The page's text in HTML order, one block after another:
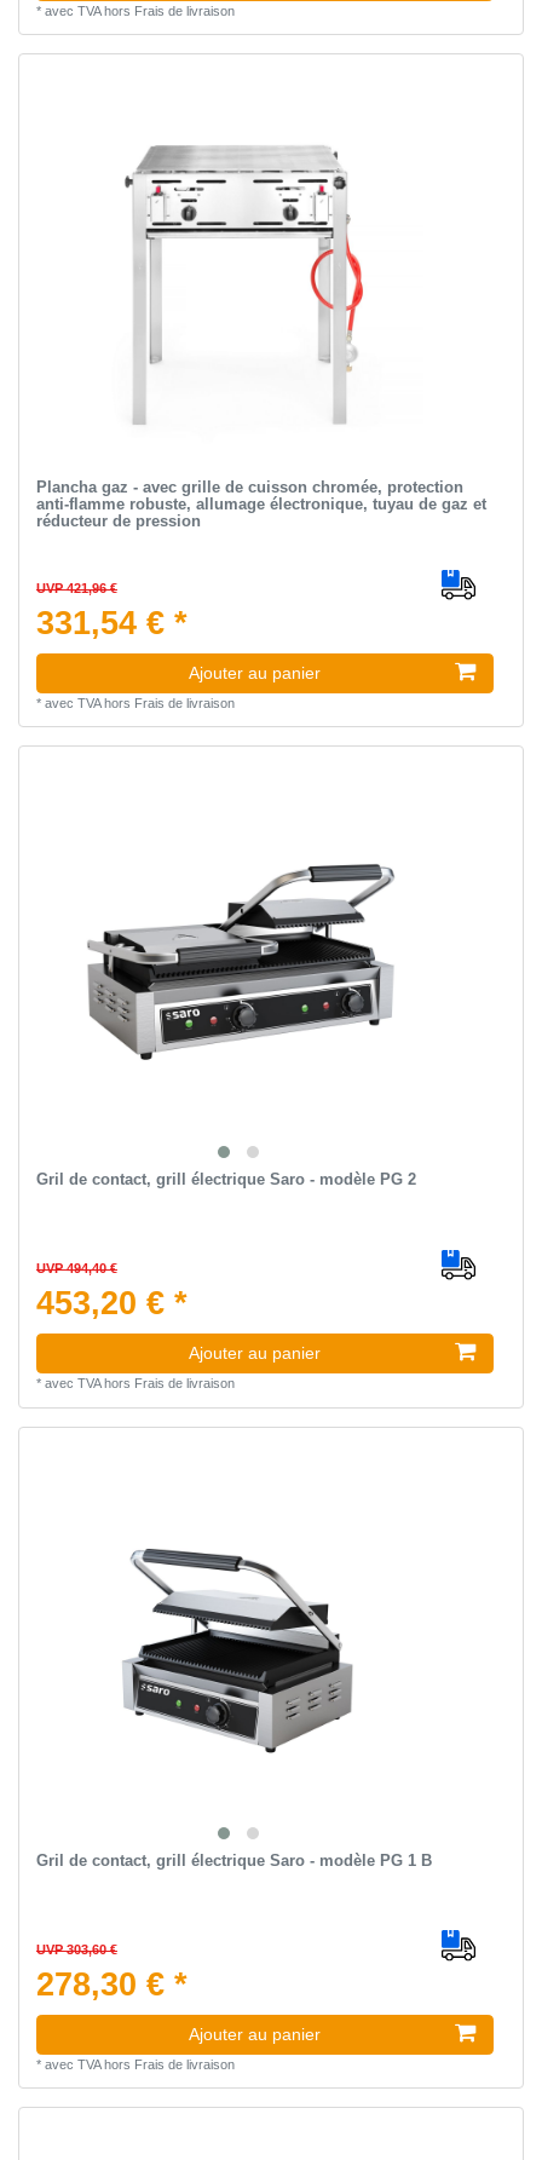
* avec TVAhors Frais de livraison
Plancha gaz - avec grille de cuisson chromée, protection
anti-flamme robuste, allumage électronique, tuyau de gaz et
réducteur de pression
UVP 421,96 €
331,54 € *
Ajouter au panier
* avec TVAhors Frais de livraison
Gril de contact, grill électrique Saro - modèle PG 2
UVP 494,40 €
453,20 € *
Ajouter au panier
* avec TVAhors Frais de livraison
Gril de contact, grill électrique Saro - modèle PG 1 B
UVP 303,60 €
278,30 € *
Ajouter au panier
* avec TVAhors Frais de livraison